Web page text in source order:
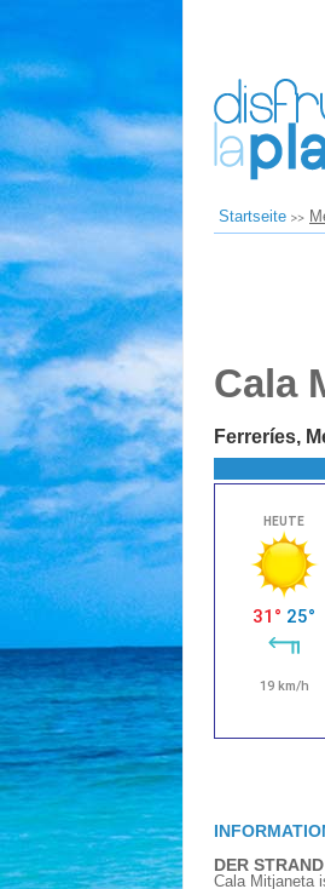
Startseite
Cala
Ferreríes,
DER STRAND
Cala Mitjaneta